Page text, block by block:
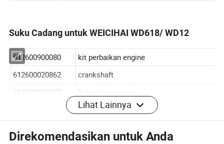
Nomor
Suku Cadang untuk WEICIHAI WD618/ WD12
Lihat Lainnya
Direkomendasikan untuk Anda